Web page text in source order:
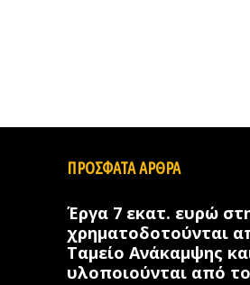
ΠΡΟΣΦΑΤΑ ΑΡΘΡΑ
Έργα 7 εκατ. ευρώ
χρηματοδοτούνται
Ταμείο Ανάκαμψης
υλοποιούνται από